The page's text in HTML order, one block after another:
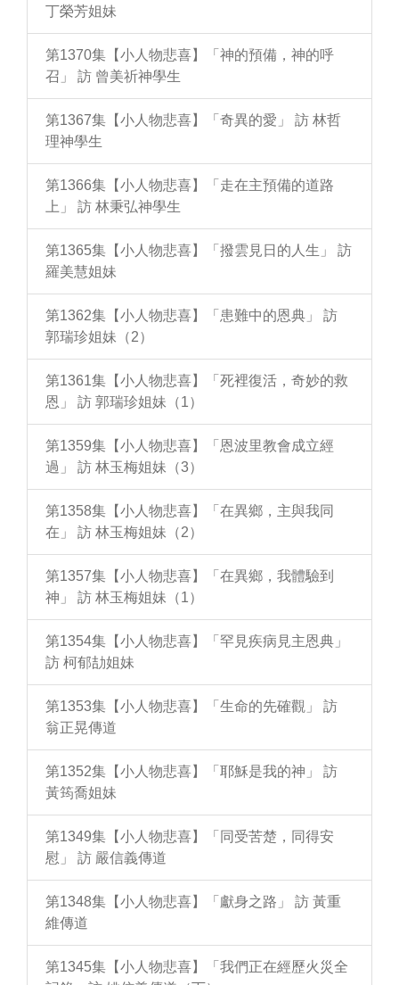
丁榮芳姐妹
第1370集【小人物悲喜】「神的預備，神的呼
召」 訪 曾美祈神學生
第1367集【小人物悲喜】「奇異的愛」 訪 林哲
理神學生
第1366集【小人物悲喜】「走在主預備的道路
上」 訪 林秉弘神學生
第1365集【小人物悲喜】「撥雲見日的人生」 訪
羅美慧姐妹
第1362集【小人物悲喜】「患難中的恩典」 訪
郭瑞珍姐妹（2）
第1361集【小人物悲喜】「死裡復活，奇妙的救
恩」 訪 郭瑞珍姐妹（1）
第1359集【小人物悲喜】「恩波里教會成立經
過」 訪 林玉梅姐妹（3）
第1358集【小人物悲喜】「在異鄉，主與我同
在」 訪 林玉梅姐妹（2）
第1357集【小人物悲喜】「在異鄉，我體驗到
神」 訪 林玉梅姐妹（1）
第1354集【小人物悲喜】「罕見疾病見主恩典」
訪 柯郁劼姐妹
第1353集【小人物悲喜】「生命的先確觀」 訪
翁正晃傳道
第1352集【小人物悲喜】「耶穌是我的神」 訪
黃筠喬姐妹
第1349集【小人物悲喜】「同受苦楚，同得安
慰」 訪 嚴信義傳道
第1348集【小人物悲喜】「獻身之路」 訪 黃重
維傳道
第1345集【小人物悲喜】「我們正在經歷火災全